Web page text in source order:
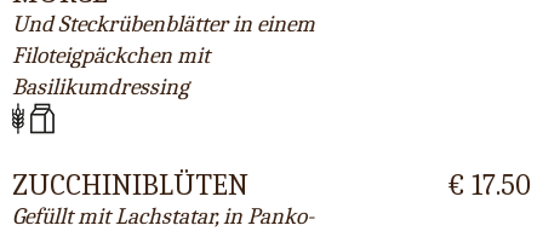
Und Steckrübenblätter in einem
Filoteigpäckchen mit
Basilikumdressing
ZUCCHINIBLÜTEN
Gefüllt mit Lachstatar, in Panko-
€ 17.50